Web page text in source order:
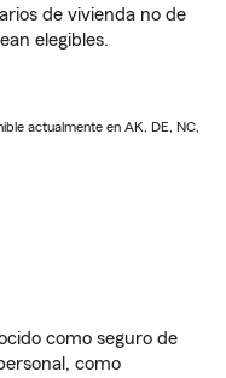
de vivienda no de
elegibles.
actualmente en AK, DE, NC,
como seguro de
como